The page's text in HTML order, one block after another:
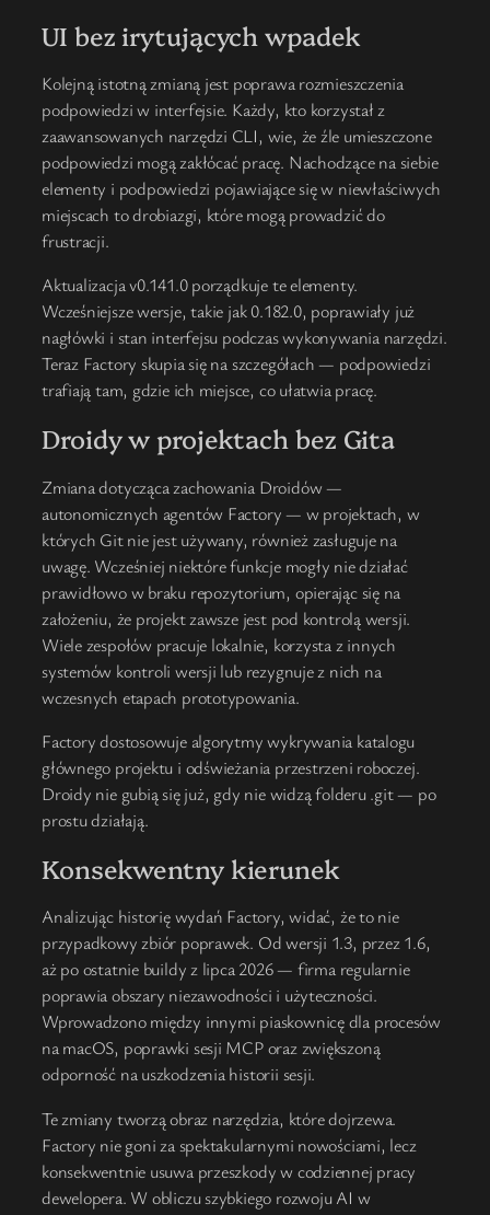
UI bez irytujących wpadek
Kolejną istotną zmianą jest poprawa rozmieszczenia
podpowiedzi w interfejsie. Każdy, kto korzystał z
zaawansowanych narzędzi CLI, wie, że źle umieszczone
podpowiedzi mogą zakłócać pracę. Nachodzące na siebie
elementy i podpowiedzi pojawiające się w niewłaściwych
miejscach to drobiazgi, które mogą prowadzić do
frustracji.
Aktualizacja v0.141.0 porządkuje te elementy.
Wcześniejsze wersje, takie jak 0.182.0, poprawiały już
nagłówki i stan interfejsu podczas wykonywania narzędzi.
Teraz Factory skupia się na szczegółach — podpowiedzi
trafiają tam, gdzie ich miejsce, co ułatwia pracę.
Droidy w projektach bez Gita
Zmiana dotycząca zachowania Droidów —
autonomicznych agentów Factory — w projektach, w
których Git nie jest używany, również zasługuje na
uwagę. Wcześniej niektóre funkcje mogły nie działać
prawidłowo w braku repozytorium, opierając się na
założeniu, że projekt zawsze jest pod kontrolą wersji.
Wiele zespołów pracuje lokalnie, korzysta z innych
systemów kontroli wersji lub rezygnuje z nich na
wczesnych etapach prototypowania.
Factory dostosowuje algorytmy wykrywania katalogu
głównego projektu i odświeżania przestrzeni roboczej.
Droidy nie gubią się już, gdy nie widzą folderu .git — po
prostu działają.
Konsekwentny kierunek
Analizując historię wydań Factory, widać, że to nie
przypadkowy zbiór poprawek. Od wersji 1.3, przez 1.6,
aż po ostatnie buildy z lipca 2026 — firma regularnie
poprawia obszary niezawodności i użyteczności.
Wprowadzono między innymi piaskownicę dla procesów
na macOS, poprawki sesji MCP oraz zwiększoną
odporność na uszkodzenia historii sesji.
Te zmiany tworzą obraz narzędzia, które dojrzewa.
Factory nie goni za spektakularnymi nowościami, lecz
konsekwentnie usuwa przeszkody w codziennej pracy
dewelopera. W obliczu szybkiego rozwoju AI w